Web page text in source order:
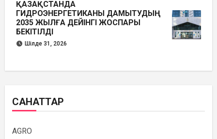
ҚАЗАҚСТАНДА
ГИДРОЭНЕРГЕТИКАНЫ ДАМЫТУДЫҢ
2035 ЖЫЛҒА ДЕЙІНГІ ЖОСПАРЫ
БЕКІТІЛДІ
Шілде 31, 2026
САНАТТАР
AGRO